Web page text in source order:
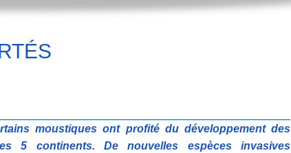
moustiques ont profité du développement des
5 continents. De nouvelles espèces invasives